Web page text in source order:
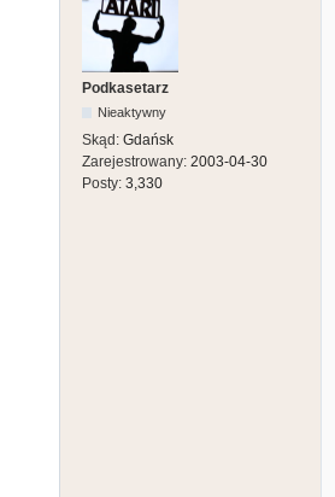
Podkasetarz
Nieaktywny
Skąd: Gdańsk
Zarejestrowany: 2003-04-30
Posty: 3,330